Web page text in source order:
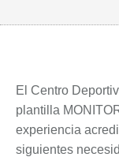
El Centro
plantilla
experiencia
siguientes